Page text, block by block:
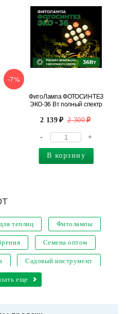
-7%
ФитоЛампа ФОТОСИНТЕЗ
ЭКО-36 Вт полный спектр
2 139 2 300
- +
В корзину
теплиц Фитолампы
Семена оптом
Садовый инструмент
для цветов
еще